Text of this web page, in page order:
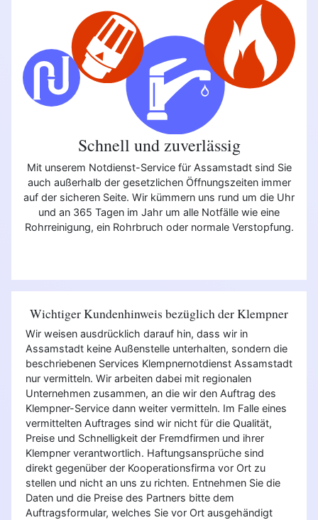
Schnell und zuverlässig
Mit unserem Notdienst-Service für Assamstadt sind Sie
auch außerhalb der gesetzlichen Öffnungszeiten immer
auf der sicheren Seite. Wir kümmern uns rund um die Uhr
und an 365 Tagen im Jahr um alle Notfälle wie eine
Rohrreinigung, ein Rohrbruch oder normale Verstopfung.
Wichtiger Kundenhinweis bezüglich der Klempner
Wir weisen ausdrücklich darauf hin, dass wir in
Assamstadt keine Außenstelle unterhalten, sondern die
beschriebenen Services Klempnernotdienst Assamstadt
nur vermitteln. Wir arbeiten dabei mit regionalen
Unternehmen zusammen, an die wir den Auftrag des
Klempner-Service dann weiter vermitteln. Im Falle eines
vermittelten Auftrages sind wir nicht für die Qualität,
Preise und Schnelligkeit der Fremdfirmen und ihrer
Klempner verantwortlich. Haftungsansprüche sind
direkt gegenüber der Kooperationsfirma vor Ort zu
stellen und nicht an uns zu richten. Entnehmen Sie die
Daten und die Preise des Partners bitte dem
Auftragsformular, welches Sie vor Ort ausgehändigt